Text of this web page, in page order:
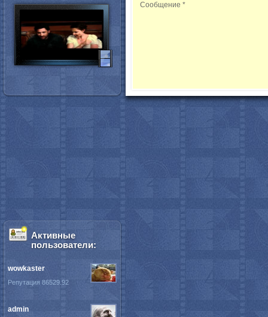
Сообщение *
Активные
пользователи:
wowkaster
Репутация 86529.92
admin